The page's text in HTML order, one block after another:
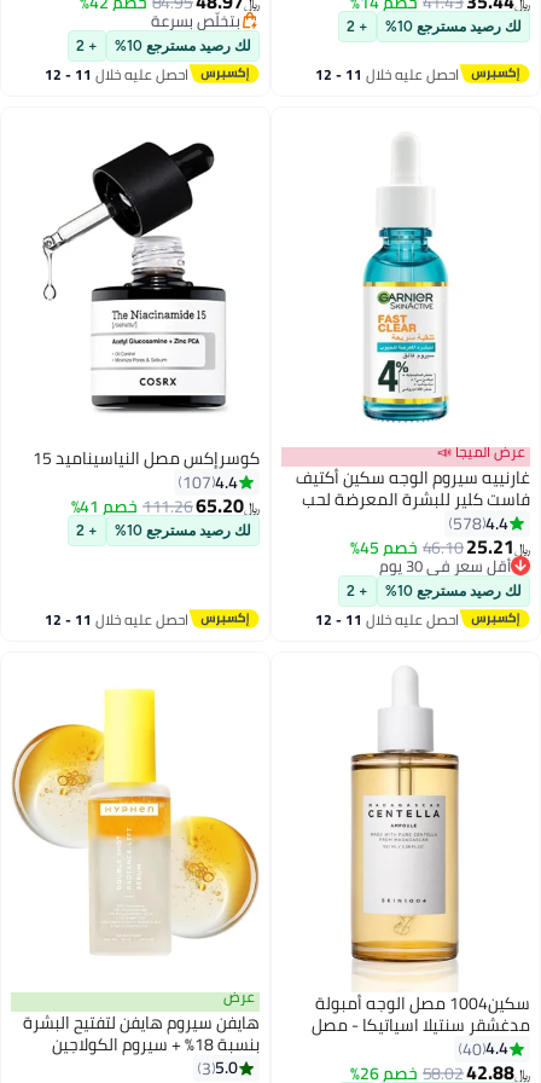
﷼‏
لك رصيد مسترجع 10% + 2
احصل عليه خلال 11 - 12
﷼‏
بتخلّص بسرعة
بتخلّص بسرعة
لك رصيد مسترجع 10% + 2
احصل عليه خلال 11 - 12
عرض الميجا 📣
غارنييه سيروم الوجه سكين أكتيف
فاست كلير للبشرة المعرضة لحب
مل
4.4
578
﷼‏25.21
46.10خصم 45%
أقل سعر في 30 يوم
أقل سعر في 30 يوم
لك رصيد مسترجع 10% + 2
احصل عليه خلال 11 - 12
كوسرإكس مصل النياسيناميد 15
4.4
107
﷼‏65.20
111.26خصم 41%
لك رصيد مسترجع 10% + 2
احصل عليه خلال 11 - 12
سكين1004 مصل الوجه أمبولة
مدغشقر سنتيلا اسياتيكا - مصل
مرطب ومهدئ - 100 مل
4.4
40
﷼‏42.88
58.02خصم 26%
عرض
هايفن سيروم هايفن لتفتيح البشرة
بنسبة 18% + سيروم الكولاجين
بنسبة 20% | سيروم مزدوج يحتوي 5.0
3